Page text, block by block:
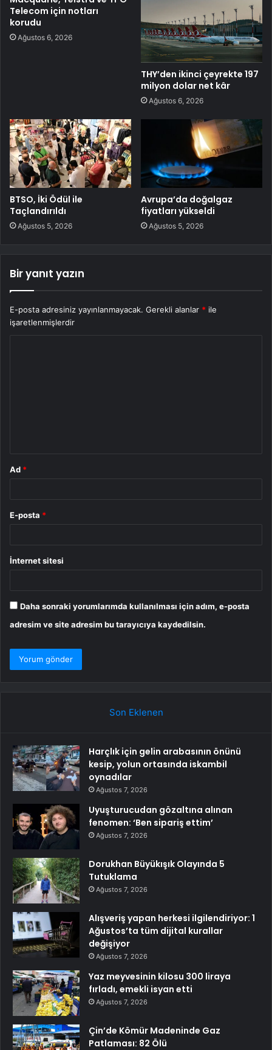
Telecom için notları
korudu
Ağustos 6, 2026
THY’den ikinci çeyrekte 197
milyon dolar net kâr
Ağustos 6, 2026
BTSO, İki Ödül ile
Taçlandırıldı
Ağustos 5, 2026
Avrupa’da doğalgaz
fiyatları yükseldi
Ağustos 5, 2026
Bir yanıt yazın
E-posta adresiniz yayınlanmayacak. Gerekli alanlar * ile
işaretlenmişlerdir
Ad *
E-posta *
İnternet sitesi
Daha sonraki yorumlarımda kullanılması için adım, e-posta
adresim ve site adresim bu tarayıcıya kaydedilsin.
Son Eklenen
Harçlık için gelin arabasının önünü
kesip, yolun ortasında iskambil
oynadılar
Ağustos 7, 2026
Uyuşturucudan gözaltına alınan
fenomen: ‘Ben sipariş ettim’
Ağustos 7, 2026
Dorukhan Büyükışık Olayında 5
Tutuklama
Ağustos 7, 2026
Alışveriş yapan herkesi ilgilendiriyor: 1
Ağustos’ta tüm dijital kurallar
değişiyor
Ağustos 7, 2026
Yaz meyvesinin kilosu 300 liraya
fırladı, emekli isyan etti
Ağustos 7, 2026
Çin’de Kömür Madeninde Gaz
Patlaması: 82 Ölü